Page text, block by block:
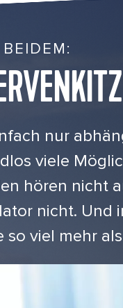
nur
viele
hören nicht
nicht. Und
viel mehr